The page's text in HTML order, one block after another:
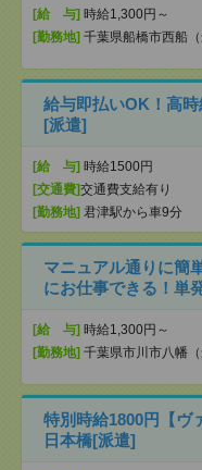
[給 与] 時給1,300円～
[勤務地] 千葉県船橋市西船
給与即払いOK！高
[派遣]
[給 与] 時給1500円
[交通費]交通費支給有り
[勤務地] 君津駅から車9分
マニュアル通りに簡
にお仕事できる！単
[給 与] 時給1,300円～
[勤務地] 千葉県市川市八幡
特別時給1800円【
日本橋[派遣]